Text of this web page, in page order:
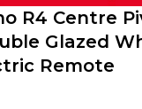
R4 Centre
Glazed
Remote